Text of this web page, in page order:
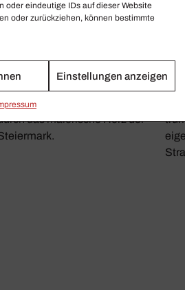
oder eindeutige IDs auf dieser Website
oder zurückziehen, können bestimmte
Einstellungen anzeigen
LYNIV
Spaziergang mit Oksana
Orchesters,
das malerische Herz der
83